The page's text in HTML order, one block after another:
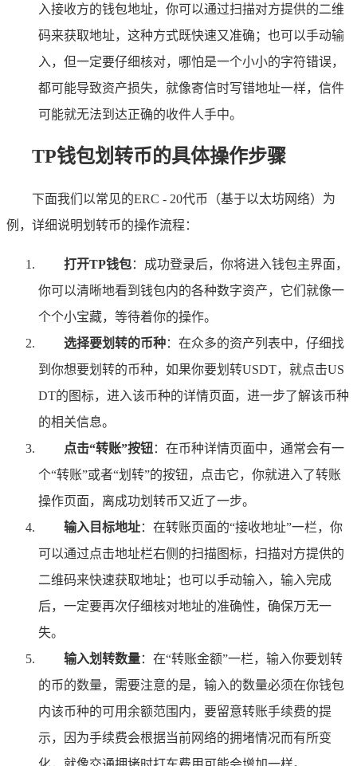
入接收方的钱包地址，你可以通过扫描对方提供的二维
码来获取地址，这种方式既快速又准确；也可以手动输
入，但一定要仔细核对，哪怕是一个小小的字符错误，
都可能导致资产损失，就像寄信时写错地址一样，信件
可能就无法到达正确的收件人手中。
TP钱包划转币的具体操作步骤
下面我们以常见的ERC - 20代币（基于以太坊网络）为
例，详细说明划转币的操作流程：
打开TP钱包：成功登录后，你将进入钱包主界面，
你可以清晰地看到钱包内的各种数字资产，它们就像一
个个小宝藏，等待着你的操作。
选择要划转的币种：在众多的资产列表中，仔细找
到你想要划转的币种，如果你要划转USDT，就点击US
DT的图标，进入该币种的详情页面，进一步了解该币种
的相关信息。
点击“转账”按钮：在币种详情页面中，通常会有一
个“转账”或者“划转”的按钮，点击它，你就进入了转账
操作页面，离成功划转币又近了一步。
输入目标地址：在转账页面的“接收地址”一栏，你
可以通过点击地址栏右侧的扫描图标，扫描对方提供的
二维码来快速获取地址；也可以手动输入，输入完成
后，一定要再次仔细核对地址的准确性，确保万无一
失。
输入划转数量：在“转账金额”一栏，输入你要划转
的币的数量，需要注意的是，输入的数量必须在你钱包
内该币种的可用余额范围内，要留意转账手续费的提
示，因为手续费会根据当前网络的拥堵情况而有所变